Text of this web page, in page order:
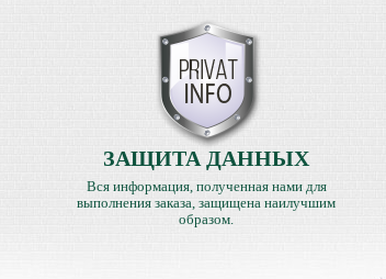
ЗАЩИТА ДАННЫХ
Вся информация, полученная нами для
выполнения заказа, защищена наилучшим
образом.